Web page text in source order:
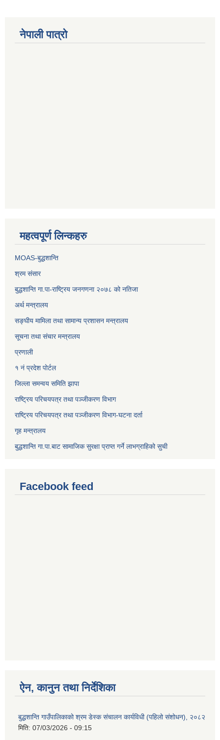
नेपाली पात्रो
महत्वपूर्ण लिन्कहरु
MOAS-बुद्धशान्ति
श्रम संसार
बुद्धशान्ति गा.पा-राष्ट्रिय जनगणना २०७८ को नतिजा
अर्थ मन्त्रालय
सङ्‍घीय मामिला तथा सामान्य प्रशासन मन्त्रालय
सूचना तथा संचार मन्त्रालय
प्रणाली
१ नं प्रदेश पोर्टल
जिल्ला समन्वय समिति झापा
राष्ट्रिय परिचयपत्र तथा पञ्जीकरण विभाग
राष्ट्रिय परिचयपत्र तथा पञ्जीकरण विभाग-घटना दर्ता
गृह मन्त्रालय
बुद्धशान्ति गा.पा.बाट सामाजिक सुरक्षा प्राप्त गर्ने लाभग्राहिको सुची
Facebook feed
ऐन, कानुन तथा निर्देशिका
बुद्धशान्ति गाउँपालिकाको श्रम डेस्क संचालन कार्यविधी (पहिलो संशोधन), २०८२
मिति: 07/03/2026 - 09:15